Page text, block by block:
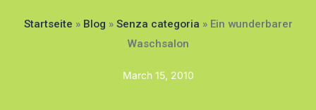
Startseite » Blog » Senza categoria » Ein wunderbarer
Waschsalon
March 15, 2010